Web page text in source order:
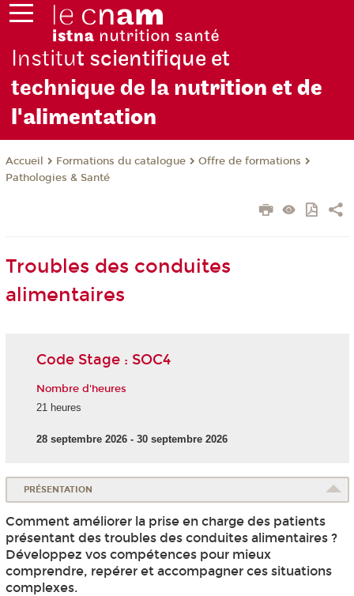
Institut scientifique et
technique de la nutrition et de
l'alimentation
Accueil Formations du catalogue
Offre de formations
Pathologies & Santé
Troubles des conduites
alimentaires
Code Stage : SOC4
Nombre d'heures
21 heures
28 septembre 2026 - 30 septembre 2026
PRÉSENTATION
Comment améliorer la prise en charge des patients
présentant des troubles des conduites alimentaires ?
Développez vos compétences pour mieux
comprendre, repérer et accompagner ces situations
complexes.